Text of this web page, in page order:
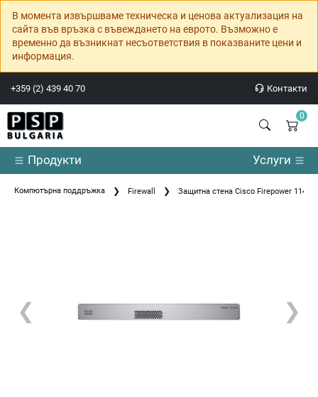
В момента извършваме техническа и ценова актуализация на
сайта във връзка с въвеждането на еврото. Възможно е
временно да възникнат несъответствия в показваните цени и
информация.
+359 (2) 439 40 70 Контакти
0
Продукти Услуги
Компютърна поддръжка Firewall Защитна стена Cisco Firepower 1140
❮ ❯